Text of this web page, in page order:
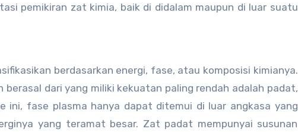
pemikiran zat kimia, baik di didalam maupun di luar suatu
berdasarkan energi, fase, atau komposisi kimianya.
dari yang miliki kekuatan paling rendah adalah padat,
ini, fase plasma hanya dapat ditemui di luar angkasa yang
yang teramat besar. Zat padat mempunyai susunan